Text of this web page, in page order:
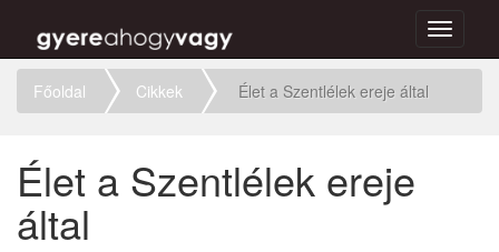
Toggle
Főoldal
Cikkek Élet a Szentlélek ereje által
Élet a Szentlélek ereje
által